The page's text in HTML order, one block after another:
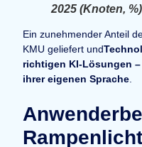
2025 (Knoten, %)
Ein zunehmender Anteil
KMU geliefert und
richtigen KI-Lösungen
ihrer eigenen Sprache
Rampenlicht